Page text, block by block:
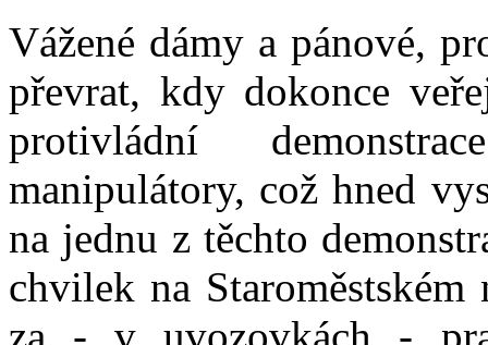
Vážené dámy a pánové,
převrat, kdy dokonce
protivládní
manipulátory, což hned
na jednu z těchto
chvilek na
za - v uvozovkách -